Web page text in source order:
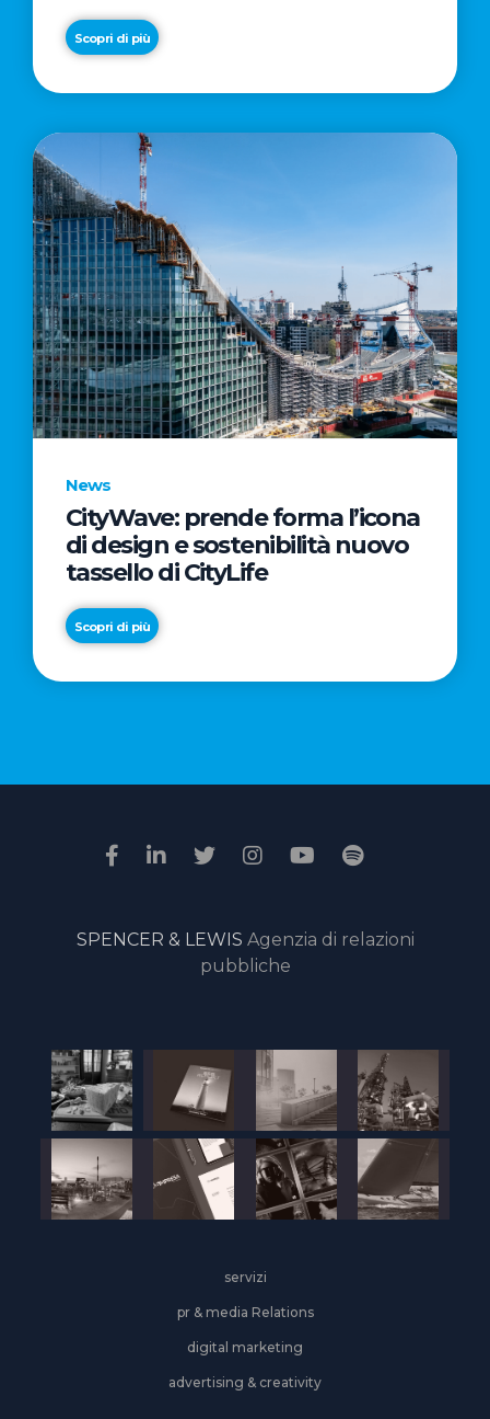
Scopri di più
News
CityWave: prende forma l’icona
di design e sostenibilità nuovo
tassello di CityLife
Scopri di più
News
“Passione
il
della
giuria
online
SPENCER & LEWIS Agenzia di relazioni
pubbliche
servizi
pr & media Relations
digital marketing
advertising & creativity